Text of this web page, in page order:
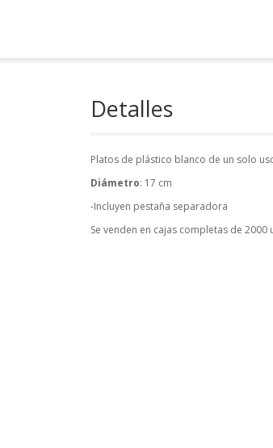
Detalles
Platos de plástico blanco de un solo
Diámetro: 17 cm
-Incluyen pestaña separadora
Se venden en cajas completas de